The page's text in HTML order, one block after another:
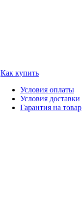
Как купить
Условия оплаты
Условия доставки
Гарантия на товар